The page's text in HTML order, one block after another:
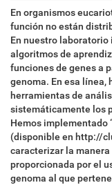
En organismos
función no están
En nuestro
algoritmos de
funciones de genes a
genoma. En esa línea,
herramientas de
sistemáticamente los
Hemos implementado
(disponible en http://
caracterizar la
proporcionada por el
genoma al que